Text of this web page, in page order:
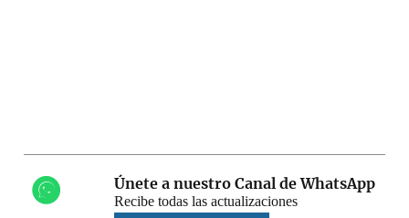
Únete a nuestro Canal de WhatsApp
Recibe todas las actualizaciones